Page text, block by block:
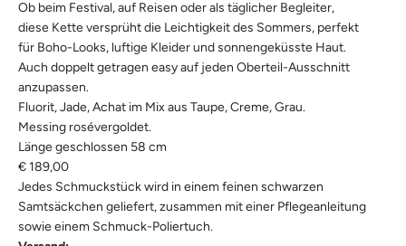
Ob beim Festival, auf Reisen oder als täglicher Begleiter,
diese Kette versprüht die Leichtigkeit des Sommers, perfekt
für Boho-Looks, luftige Kleider und sonnengeküsste Haut.
Auch doppelt getragen easy auf jeden Oberteil-Ausschnitt
anzupassen.
Fluorit, Jade, Achat im Mix aus Taupe, Creme, Grau.
Messing rosévergoldet.
Länge geschlossen 58 cm
€ 189,00
Jedes Schmuckstück wird in einem feinen schwarzen
Samtsäckchen geliefert, zusammen mit einer Pflegeanleitung
sowie einem Schmuck-Poliertuch.